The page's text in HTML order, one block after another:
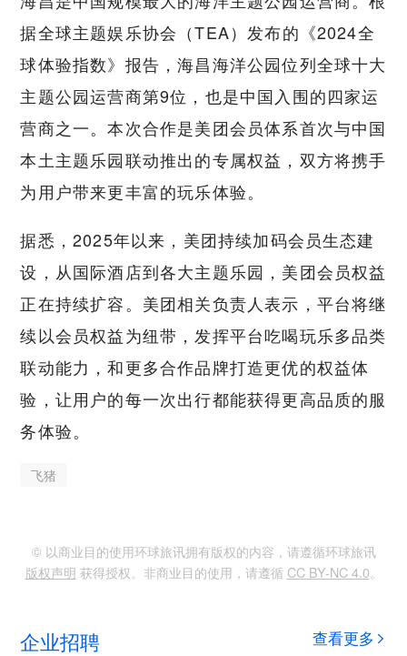
据全球主题娱乐协会（TEA）发布的《2024全
球体验指数》报告，海昌海洋公园位列全球十大
主题公园运营商第9位，也是中国入围的四家运
营商之一。本次合作是美团会员体系首次与中国
本土主题乐园联动推出的专属权益，双方将携手
为用户带来更丰富的玩乐体验。
据悉，2025年以来，美团持续加码会员生态建
设，从国际酒店到各大主题乐园，美团会员权益
正在持续扩容。美团相关负责人表示，平台将继
续以会员权益为纽带，发挥平台吃喝玩乐多品类
联动能力，和更多合作品牌打造更优的权益体
验，让用户的每一次出行都能获得更高品质的服
务体验。
飞猪
© 以商业目的使用环球旅讯拥有版权的内容，请遵循环球旅讯
版权声明 获得授权。非商业目的使用，请遵循 CC BY-NC 4.0。
企业招聘 查看更多